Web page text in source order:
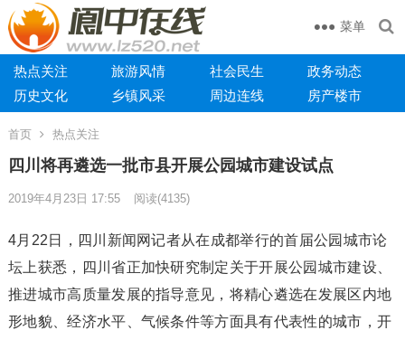
菜单
热点关注 旅游风情 社会民生
政务动态
历史文化
乡镇风采 周边连线 房产楼市
首页 热点关注
四川将再遴选一批市县开展公园城市建设试点
2019年4月23日 17:55 阅读(4135)
4月22日，四川新闻网记者从在成都举行的首届公园城市论
坛上获悉，四川省正加快研究制定关于开展公园城市建设、
推进城市高质量发展的指导意见，将精心遴选在发展区内地
形地貌、经济水平、气候条件等方面具有代表性的城市，开